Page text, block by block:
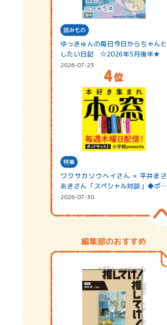
読みもの
ゆっきゅんの毎日今日からちゃんと
したい日記 ☆2026年5月後半★
2026-07-23
特集
ワクサカソウヘイさん × 平井まさ
あきさん「スペシャル対談」◆ポッ
ドキャスト…
2026-07-30
編集部のおすすめ